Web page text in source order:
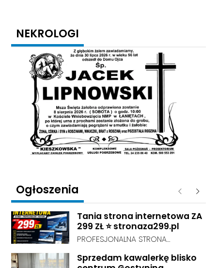
NEKROLOGI
Ogłoszenia Poprzednie
Tania strona internetowa ZA
299 ZŁ ⭐ stronaza299.pl
PROFESJONALNA STRONA
mieć profesjonalną stronę
Sprzedam kawalerkę blisko